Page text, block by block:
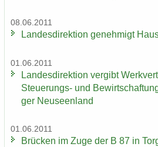
08.06.2011
Lan­des­di­rek­ti­on ge­neh­migt
01.06.2011
Lan­des­di­rek­ti­on ver­gibt
Steuerungs-​ und
ger Neu­seen­land
01.06.2011
Brü­cken im Zuge der B 87 in